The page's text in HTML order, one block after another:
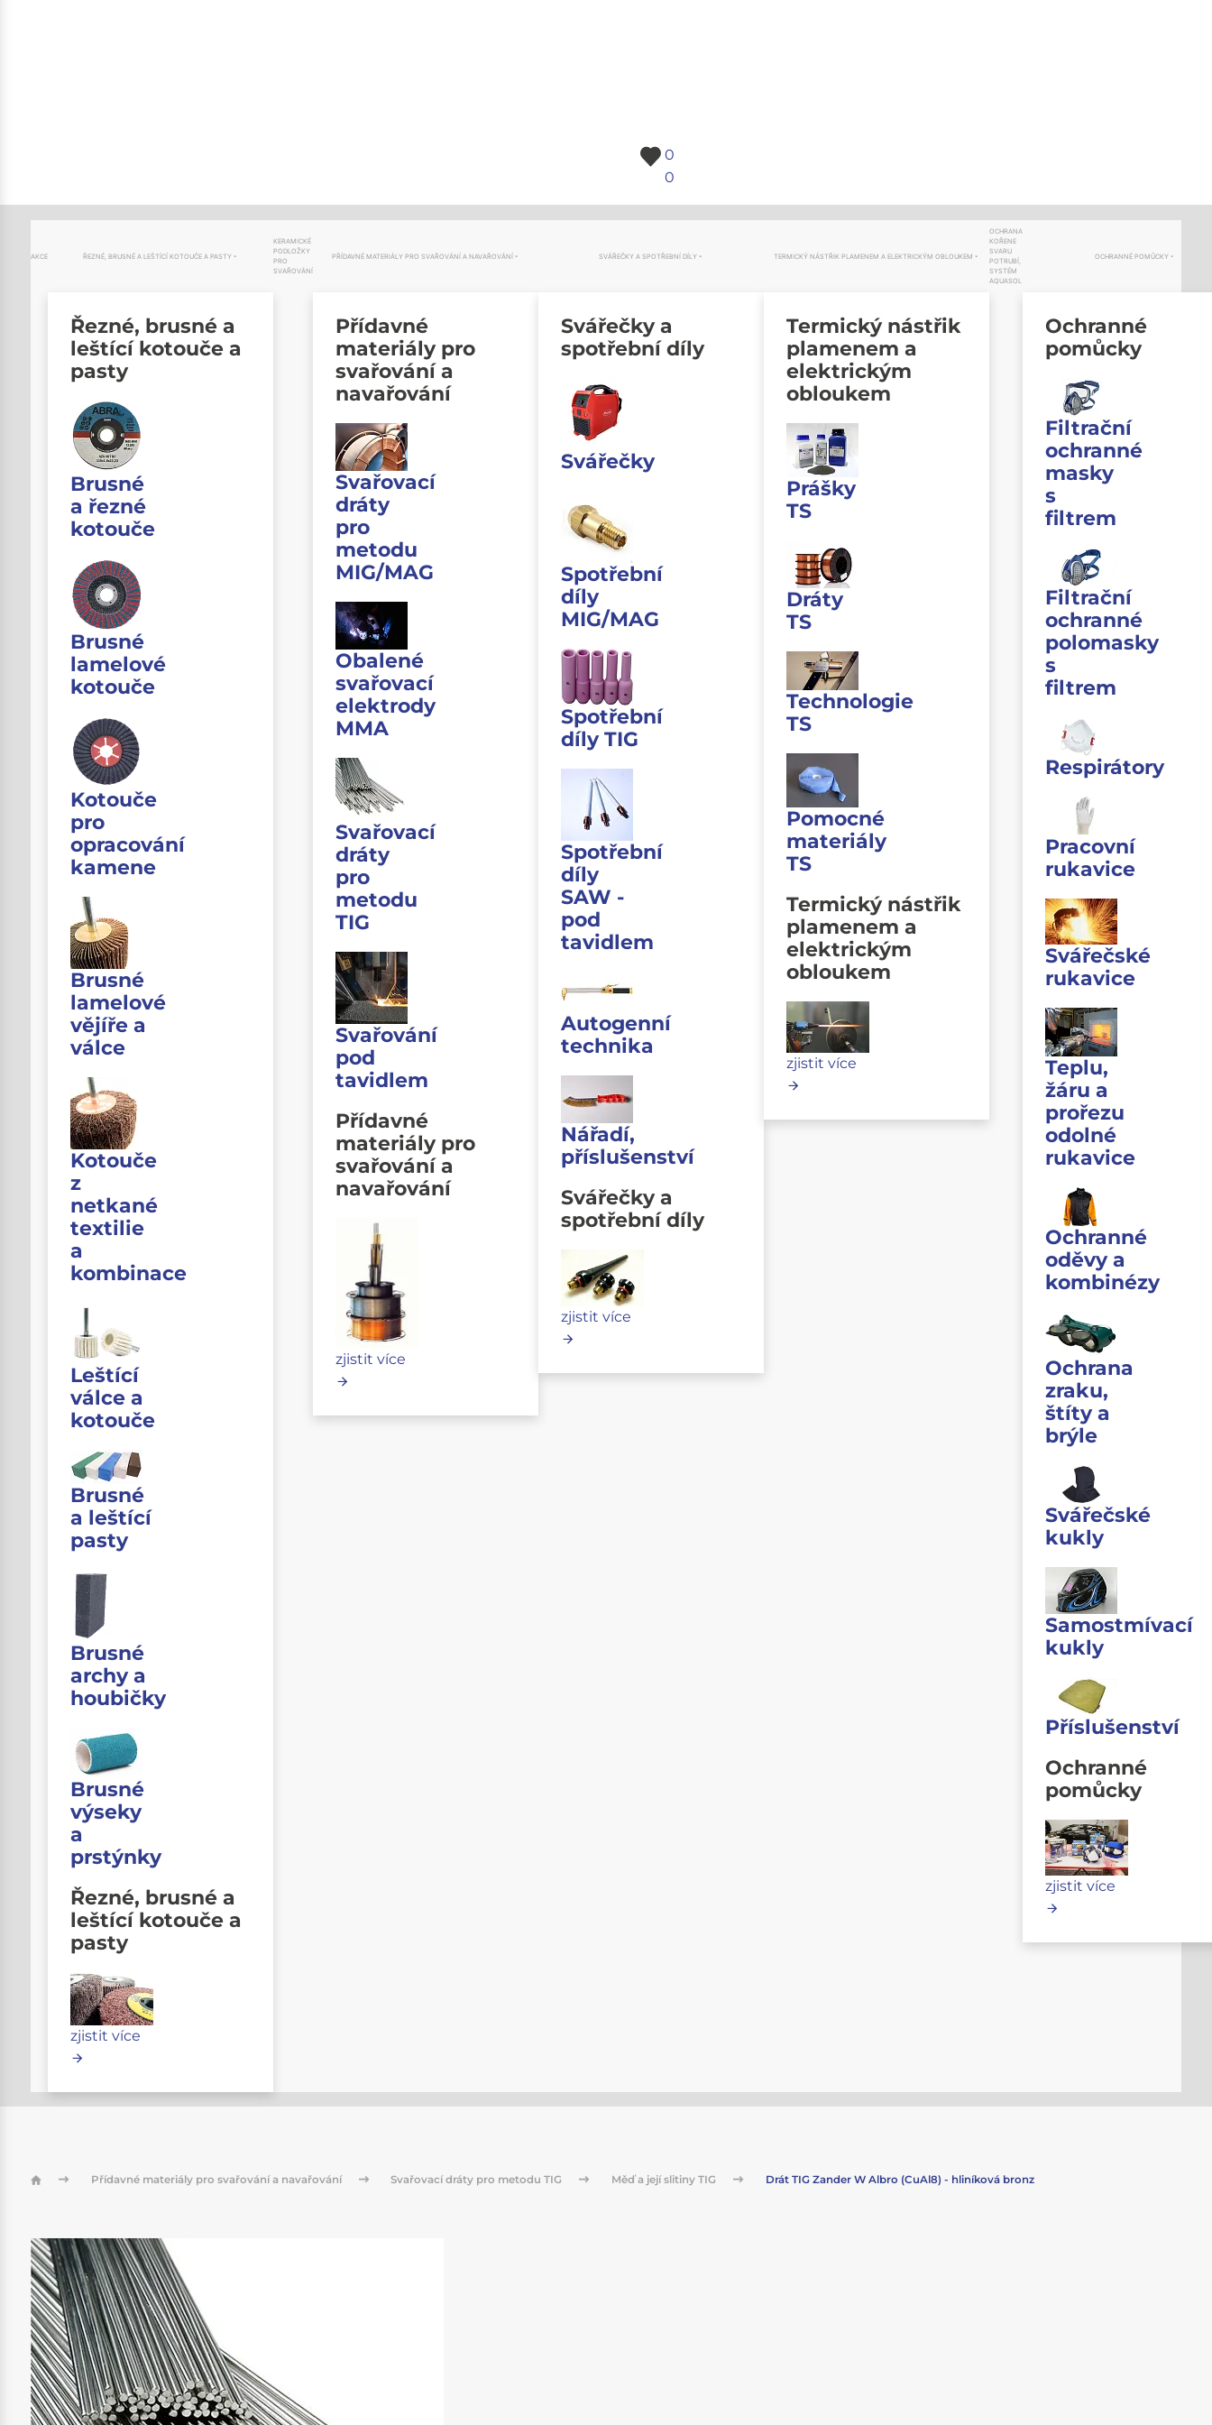
0
0
AKCE ŘEZNÉ, BRUSNÉ A LEŠTÍCÍ KOTOUČE A PASTY
Řezné, brusné a
leštící kotouče a
pasty
Brusné
a řezné
kotouče
Brusné
lamelové
kotouče
Kotouče
pro
opracování
kamene
Brusné
lamelové
vějíře a
válce
Kotouče
z
netkané
textilie
a
kombinace
Leštící
válce a
kotouče
Brusné
a leštící
pasty
Brusné
archy a
houbičky
Brusné
výseky
a
prstýnky
Řezné, brusné a
leštící kotouče a
pasty
zjistit více
KERAMICKÉ
PODLOŽKY
PRO
SVAŘOVÁNÍ
PŘÍDAVNÉ MATERIÁLY PRO SVAŘOVÁNÍ A NAVAŘOVÁNÍ
Přídavné
materiály pro
svařování a
navařování
Svařovací
dráty
pro
metodu
MIG/MAG
Obalené
svařovací
elektrody
MMA
Svařovací
dráty
pro
metodu
TIG
Svařování
pod
tavidlem
Přídavné
materiály pro
svařování a
navařování
zjistit více
SVÁŘEČKY A SPOTŘEBNÍ DÍLY
Svářečky a
spotřební díly
Svářečky
Spotřební
díly
MIG/MAG
Spotřební
díly TIG
Spotřební
díly
SAW -
pod
tavidlem
Autogenní
technika
Nářadí,
příslušenství
Svářečky a
spotřební díly
zjistit více
TERMICKÝ NÁSTŘIK PLAMENEM A ELEKTRICKÝM OBLOUKEM
Termický nástřik
plamenem a
elektrickým
obloukem
Prášky
TS
Dráty
TS
Technologie
TS
Pomocné
materiály
TS
Termický nástřik
plamenem a
elektrickým
obloukem
zjistit více
OCHRANA
KOŘENE
SVARU
POTRUBÍ,
SYSTÉM
AQUASOL
OCHRANNÉ POMŮCKY
Ochranné
pomůcky
Filtrační
ochranné
masky
s
filtrem
Filtrační
ochranné
polomasky
s
filtrem
Respirátory
Pracovní
rukavice
Svářečské
rukavice
Teplu,
žáru a
prořezu
odolné
rukavice
Ochranné
oděvy a
kombinézy
Ochrana
zraku,
štíty a
brýle
Svářečské
kukly
Samostmívací
kukly
Příslušenství
Ochranné
pomůcky
zjistit více
Přídavné materiály pro svařování a navařování Svařovací dráty pro metodu TIG Měď a její slitiny TIG Drát TIG Zander W Albro (CuAl8) - hliníková bronz